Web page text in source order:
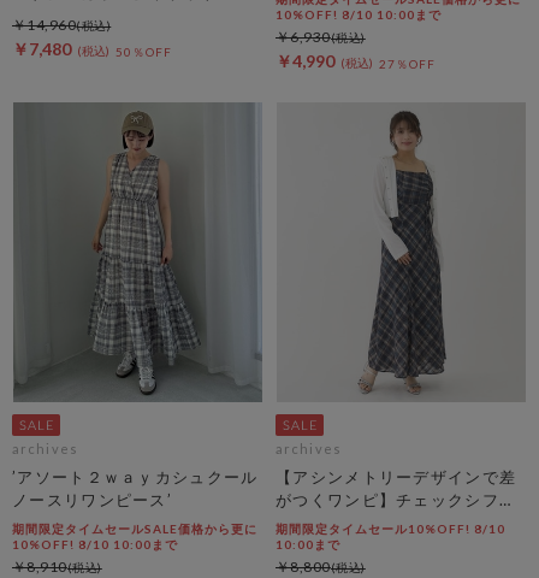
￥7,480 50％OFF
￥14,960
10%OFF! 8/10 10:00まで
￥4,990 27％OFF
￥6,930
archives
’アソート２ｗａｙカシュクール
ノースリワンピース’
期間限定タイムセールSALE価格から更に
10%OFF! 8/10 10:00まで
￥8,910
archives
【アシンメトリーデザインで差
がつくワンピ】チェックシフォ
ンドロストキャミワンピース
期間限定タイムセール10%OFF! 8/10
10:00まで
￥8,800